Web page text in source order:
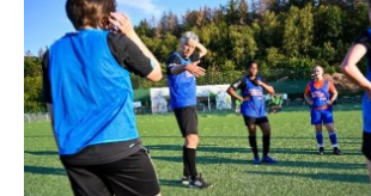
Wir über uns "Leitbild"
Vorstand Sportjugend
Vereinsentwicklung – Zeig dein Profil
Ferienfreizeiten